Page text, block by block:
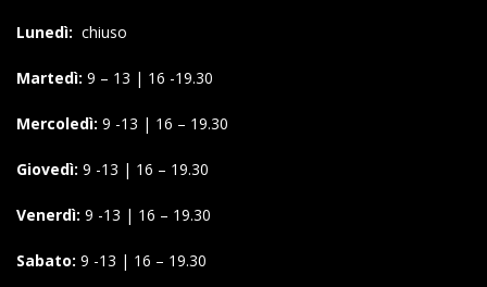
Lunedì: chiuso
Martedì: 9 – 13 | 16 -19.30
Mercoledì: 9 -13 | 16 – 19.30
Giovedì: 9 -13 | 16 – 19.30
Venerdì: 9 -13 | 16 – 19.30
Sabato: 9 -13 | 16 – 19.30